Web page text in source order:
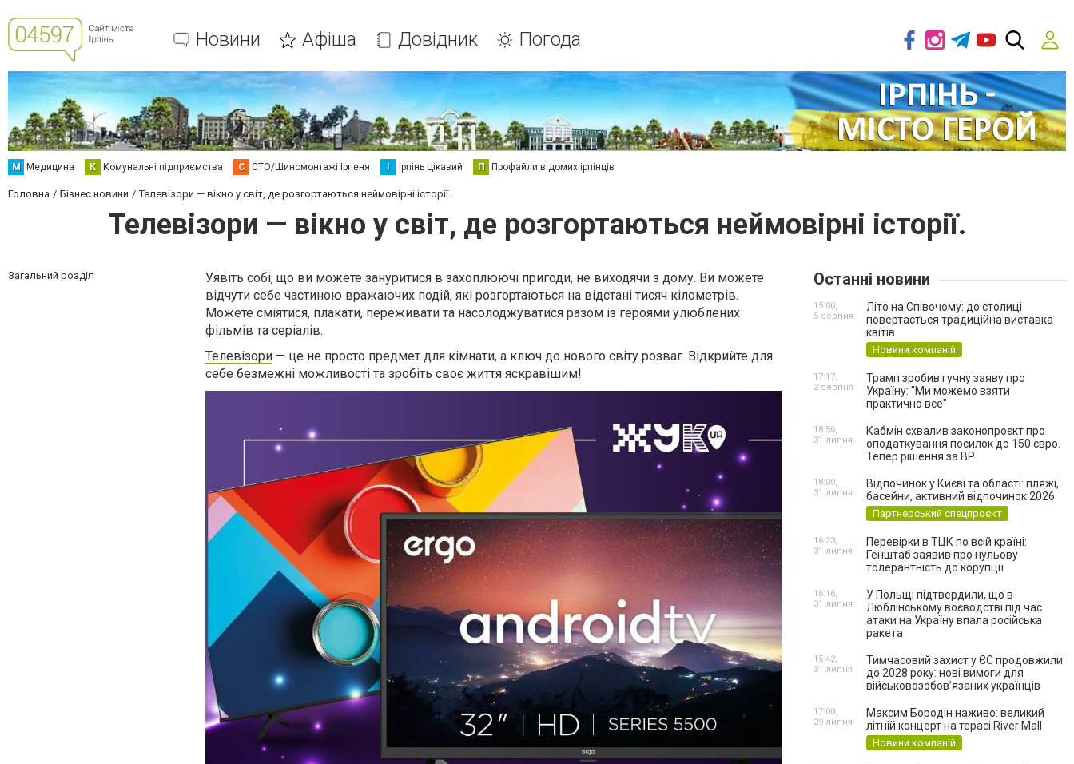
Новини Афіша Довідник Погода
М Медицина К Комунальні підприємства С СТО/Шиномонтажі Ірпеня І Ірпінь Цікавий П Профайли відомих ірпінців
Головна Бізнес новини Телевізори — вікно у світ, де розгортаються неймовірні історії.
Телевізори — вікно у світ, де розгортаються неймовірні історії.
Загальний розділ
Уявіть собі, що ви можете зануритися в захоплюючі пригоди, не виходячи з дому. Ви можете
відчути себе частиною вражаючих подій, які розгортаються на відстані тисяч кілометрів.
Можете сміятися, плакати, переживати та насолоджуватися разом із героями улюблених
фільмів та серіалів.
Телевізори — це не просто предмет для кімнати, а ключ до нового світу розваг. Відкрийте для
себе безмежні можливості та зробіть своє життя яскравішим!
Останні новини
Літо на Співочому: до столиці
повертається традиційна виставка
квітів
Новини компаній
15:00,
5 серпня
Трамп зробив гучну заяву про
Україну: "Ми можемо взяти
практично все"
17:17,
2 серпня
Кабмін схвалив законопроєкт про
оподаткування посилок до 150 євро.
Тепер рішення за ВР
18:56,
31 липня
Відпочинок у Києві та області: пляжі,
басейни, активний відпочинок 2026
Партнерський спецпроєкт
18:00,
31 липня
Перевірки в ТЦК по всій країні:
Генштаб заявив про нульову
толерантність до корупції
16:23,
31 липня
У Польщі підтвердили, що в
Люблінському воєводстві під час
атаки на Україну впала російська
ракета
16:16,
31 липня
Тимчасовий захист у ЄС продовжили
до 2028 року: нові вимоги для
військовозобов’язаних українців
15:42,
31 липня
Максим Бородін наживо: великий
літній концерт на терасі River Mall
Новини компаній
17:00,
29 липня